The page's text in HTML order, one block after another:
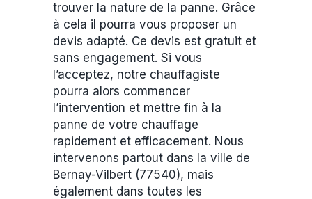
trouver la nature de la panne. Grâce
à cela il pourra vous proposer un
devis adapté. Ce devis est gratuit et
sans engagement. Si vous
l’acceptez, notre chauffagiste
pourra alors commencer
l’intervention et mettre fin à la
panne de votre chauffage
rapidement et efficacement. Nous
intervenons partout dans la ville de
Bernay-Vilbert (77540), mais
également dans toutes les